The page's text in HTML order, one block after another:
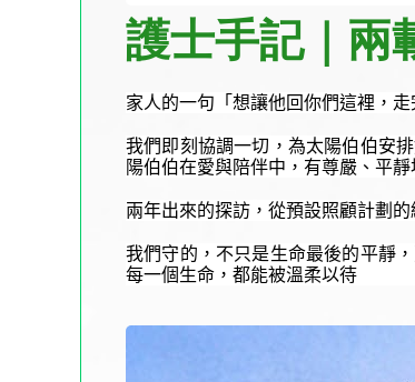
護士手記｜兩
家人的一句「想讓他回你們這裡，
我們即刻協調一切，為太陽伯伯安
陽伯伯在愛與陪伴中，有尊嚴、平
兩年出來的探訪，從預設照顧計劃
我們守的，不只是生命最後的平靜
每一個生命，都能被溫柔以待